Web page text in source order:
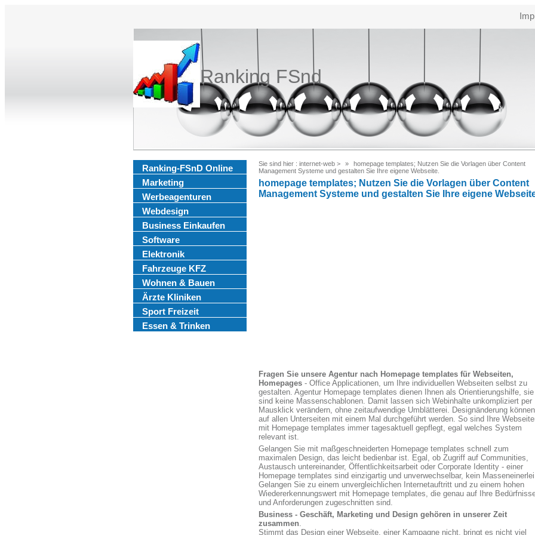
Ranking FSnd
Ranking-FSnD Online
Marketing
Werbeagenturen
Webdesign
Business Einkaufen
Software
Elektronik
Fahrzeuge KFZ
Wohnen & Bauen
Ärzte Kliniken
Sport Freizeit
Essen & Trinken
Sie sind hier : internet-web >
homepage templates; Nutzen Sie die Vorlagen über Content
Management Systeme und gestalten Sie Ihre eigene Webseite.
homepage templates; Nutzen Sie die Vorlagen über Content
Management Systeme und gestalten Sie Ihre eigene
Fragen Sie unsere Agentur nach Homepage templates für Webseiten,
Homepages - Office Applicationen, um Ihre individuellen Webseiten selbst zu
gestalten. Agentur Homepage templates dienen Ihnen als Orientierungshilfe, sie
sind keine Massenschablonen. Damit lassen sich Webinhalte unkompliziert per
Mausklick verändern, ohne zeitaufwendige Umblätterei. Designänderung können
auf allen Unterseiten mit einem Mal durchgeführt werden. So sind Ihre
mit Homepage templates immer tagesaktuell gepflegt, egal welches System
relevant ist.
Gelangen Sie mit maßgeschneiderten Homepage templates schnell zum
maximalen Design, das leicht bedienbar ist. Egal, ob Zugriff auf Communities,
Austausch untereinander, Öffentlichkeitsarbeit oder Corporate Identity - einer
Homepage templates sind einzigartig und unverwechselbar, kein
Gelangen Sie zu einem unvergleichlichen Internetauftritt und zu einem hohen
Wiedererkennungswert mit Homepage templates, die genau auf Ihre
und Anforderungen zugeschnitten sind.
Business - Geschäft, Marketing und Design gehören in unserer Zeit
zusammen.
Stimmt das Design einer Webseite, einer Kampagne nicht, bringt es nicht viel